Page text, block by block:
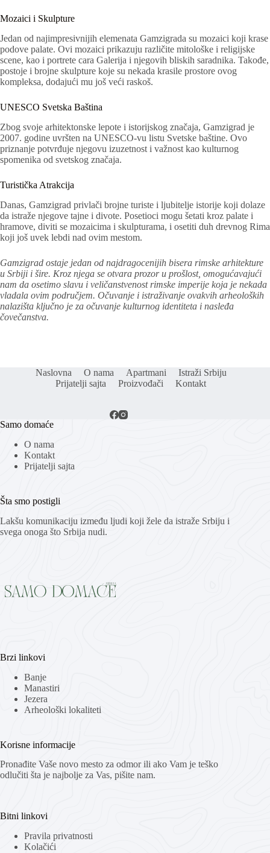
Mozaici i Skulpture
Jedan od najimpresivnijih elemenata Gamzigrada su mozaici koji krase
podove palate. Ovi mozaici prikazuju različite mitološke i religijske
scene, kao i portrete cara Galerija i njegovih bliskih saradnika. Takođe,
postoje i brojne skulpture koje su nekada krasile prostore ovog
kompleksa, dodajući mu još veći raskoš.
UNESCO Svetska Baština
Zbog svoje arhitektonske lepote i istorijskog značaja, Gamzigrad je
2007. godine uvršten na UNESCO-vu listu Svetske baštine. Ovo
priznanje potvrđuje njegovu izuzetnost i važnost kao kulturnog
spomenika od svetskog značaja.
Turistička Atrakcija
Danas, Gamzigrad privlači brojne turiste i ljubitelje istorije koji dolaze
da istraže njegove tajne i divote. Posetioci mogu šetati kroz palate i
hramove, diviti se mozaicima i skulpturama, i osetiti duh drevnog Rima
koji još uvek lebdi nad ovim mestom.
Gamzigrad ostaje jedan od najdragocenijih bisera rimske arhitekture
u Srbiji i šire. Kroz njega se otvara prozor u prošlost, omogućavajući
nam da osetimo slavu i veličanstvenost rimske imperije koja je nekada
vladala ovim područjem. Očuvanje i istraživanje ovakvih arheoloških
nalazišta ključno je za očuvanje kulturnog identiteta i nasleđa
čovečanstva.
Naslovna O nama Apartmani
Istraži Srbiju
Prijatelji sajta
Proizvođači Kontakt
Samo domaće
O nama
Kontakt
Prijatelji sajta
Šta smo postigli
Lakšu komunikaciju između ljudi koji žele da istraže Srbiju i
svega onoga što Srbija nudi.
Brzi linkovi
Banje
Manastiri
Jezera
Arheološki lokaliteti
Korisne informacije
Pronađite Vaše novo mesto za odmor ili ako Vam je teško
odlučiti šta je najbolje za Vas, pišite nam.
Bitni linkovi
Pravila privatnosti
Kolačići